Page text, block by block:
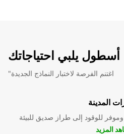
أسطول يلبي احتياجاتك
"اغتنم الفرصة لاختبار النماذج الجديدة
المدينة
للوقود إلى طراز صديق للبيئة
المزيد